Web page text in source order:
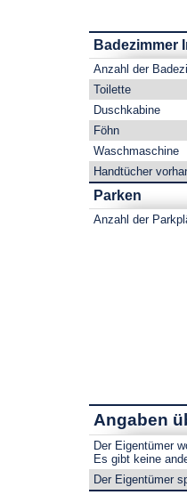
Badezimmer
Anzahl der
Toilette
Duschkabine
Föhn
Waschmaschine
Handtücher
Parken
Anzahl der
Angaben
Der Eigentümer
Es gibt keine
Der Eigentümer